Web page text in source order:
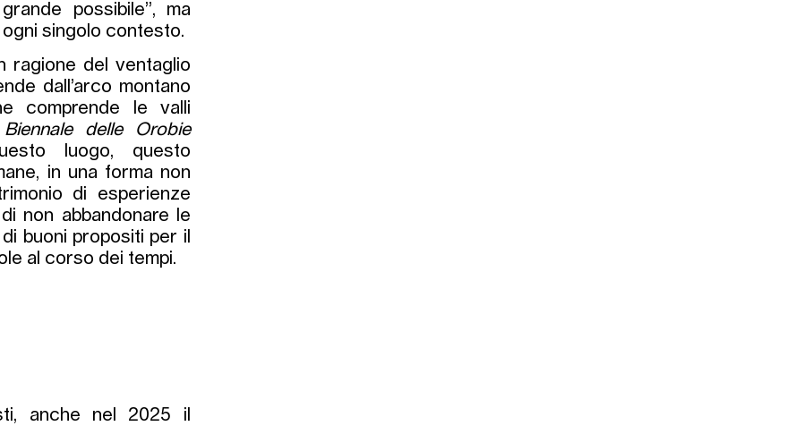
possibile”, ma
singolo contesto.
ragione del ventaglio
dall’arco montano
comprende le valli
delle Orobie
luogo, questo
in una forma non
di esperienze
non abbandonare le
buoni propositi per il
al corso dei tempi.
anche nel 2025 il